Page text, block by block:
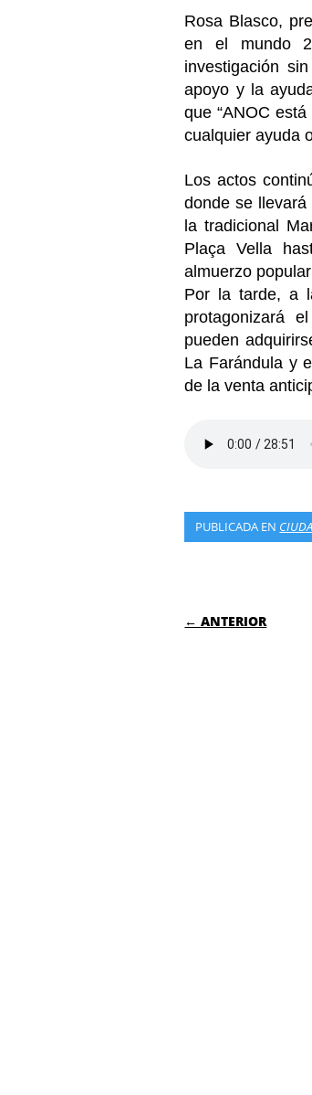
Rosa Blasco,
en el mundo
investigación
apoyo y la
que “ANOC
cualquier ayuda
Los actos
donde se
la tradicional
Plaça Vella
almuerzo
Por la tarde, a
protagonizará
pueden
La Farándula y
de la venta
PUBLICADA EN
← ANTERIOR